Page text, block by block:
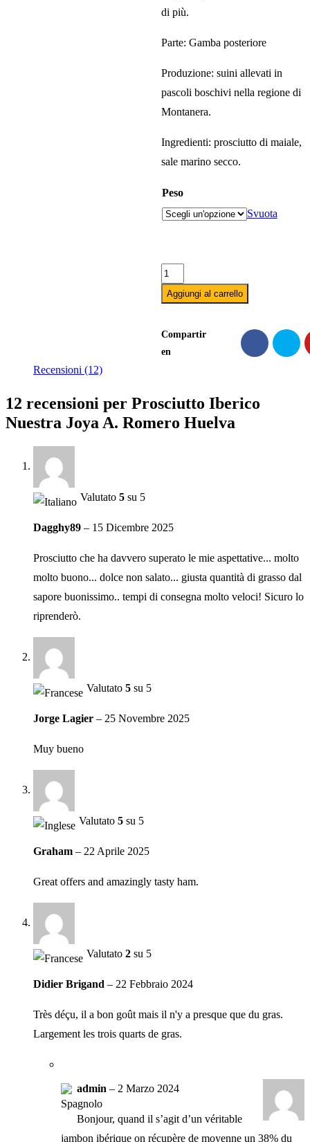
di più.
Parte: Gamba posteriore
Produzione: suini allevati in
pascoli boschivi nella regione di
Montanera.
Ingredienti: prosciutto di maiale,
sale marino secco.
Peso
Svuota
Prosciutto
Iberico
Joya
A.
quantità
Aggiungi al carrello
Compartir
en
Recensioni (12)
12 recensioni per Prosciutto Iberico
Nuestra Joya A. Romero Huelva
Valutato 5 su 5
Dagghy89 – 15 Dicembre 2025
Prosciutto che ha davvero superato le mie aspettative... molto
molto buono... dolce non salato... giusta quantità di grasso dal
sapore buonissimo.. tempi di consegna molto veloci! Sicuro lo
riprenderò.
Valutato 5 su 5
Jorge Lagier – 25 Novembre 2025
Muy bueno
Valutato 5 su 5
Graham – 22 Aprile 2025
Great offers and amazingly tasty ham.
Valutato 2 su 5
Didier Brigand – 22 Febbraio 2024
Très déçu, il a bon goût mais il n'y a presque que du gras.
Largement les trois quarts de gras.
admin – 2 Marzo 2024
Bonjour, quand il s’agit d’un véritable
jambon ibérique on récupère de moyenne un 38% du